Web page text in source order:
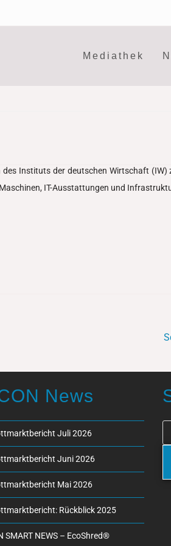
Mediathek
Instituts der deutschen Wirtschaft
IT-Ausstattungen und
News
Juli 2026
Juni 2026
Mai 2026
Rückblick 2025
SMART NEWS – EcoShred®